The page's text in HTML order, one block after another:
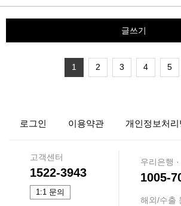
글쓰기
1 2 3 4 5
로그인 이용약관 개인정보처리
고객센터
1522-3943
1:1 문의
우리은행
1005-
해외/수출